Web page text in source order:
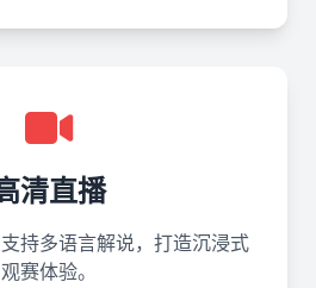
清直播
持多语言解说，打造沉浸式
观赛体验。